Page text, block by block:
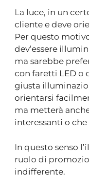
La luce, in un
cliente e deve
Per questo
dev’essere
ma sarebbe
con faretti LED o
giusta
orientarsi
ma metterà
interessanti o
In questo senso
ruolo di
indifferente.